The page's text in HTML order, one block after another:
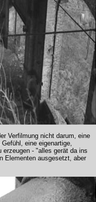
Verfilmung nicht darum, eine
eine eigenartige,
- "alles gerät da ins
Elementen ausgesetzt, aber